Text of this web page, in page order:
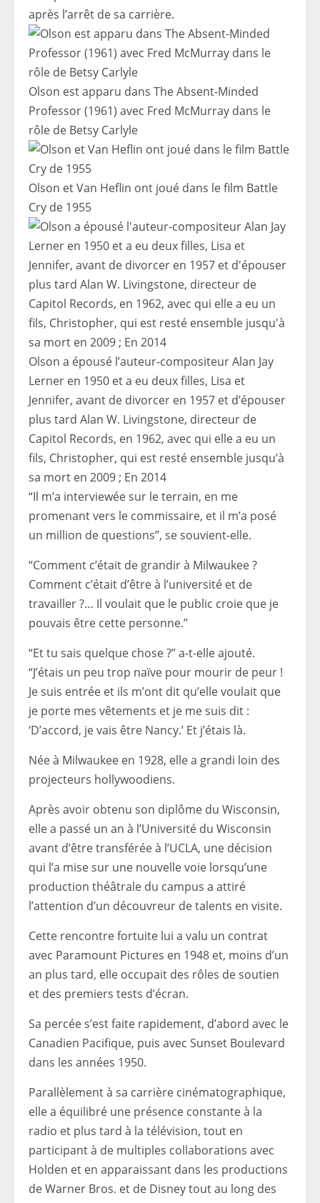
après l’arrêt de sa carrière.
Olson est apparu dans The Absent-Minded
Professor (1961) avec Fred McMurray dans le
rôle de Betsy Carlyle
Olson et Van Heflin ont joué dans le film Battle
Cry de 1955
Olson a épousé l’auteur-compositeur Alan Jay
Lerner en 1950 et a eu deux filles, Lisa et
Jennifer, avant de divorcer en 1957 et d’épouser
plus tard Alan W. Livingstone, directeur de
Capitol Records, en 1962, avec qui elle a eu un
fils, Christopher, qui est resté ensemble jusqu’à
sa mort en 2009 ; En 2014
“Il m’a interviewée sur le terrain, en me
promenant vers le commissaire, et il m’a posé
un million de questions”, se souvient-elle.
“Comment c’était de grandir à Milwaukee ?
Comment c’était d’être à l’université et de
travailler ?… Il voulait que le public croie que je
pouvais être cette personne.”
“Et tu sais quelque chose ?” a-t-elle ajouté.
“J’étais un peu trop naïve pour mourir de peur !
Je suis entrée et ils m’ont dit qu’elle voulait que
je porte mes vêtements et je me suis dit :
‘D’accord, je vais être Nancy.’ Et j’étais là.
Née à Milwaukee en 1928, elle a grandi loin des
projecteurs hollywoodiens.
Après avoir obtenu son diplôme du Wisconsin,
elle a passé un an à l’Université du Wisconsin
avant d’être transférée à l’UCLA, une décision
qui l’a mise sur une nouvelle voie lorsqu’une
production théâtrale du campus a attiré
l’attention d’un découvreur de talents en visite.
Cette rencontre fortuite lui a valu un contrat
avec Paramount Pictures en 1948 et, moins d’un
an plus tard, elle occupait des rôles de soutien
et des premiers tests d’écran.
Sa percée s’est faite rapidement, d’abord avec le
Canadien Pacifique, puis avec Sunset Boulevard
dans les années 1950.
Parallèlement à sa carrière cinématographique,
elle a équilibré une présence constante à la
radio et plus tard à la télévision, tout en
participant à de multiples collaborations avec
Holden et en apparaissant dans les productions
de Warner Bros. et de Disney tout au long des